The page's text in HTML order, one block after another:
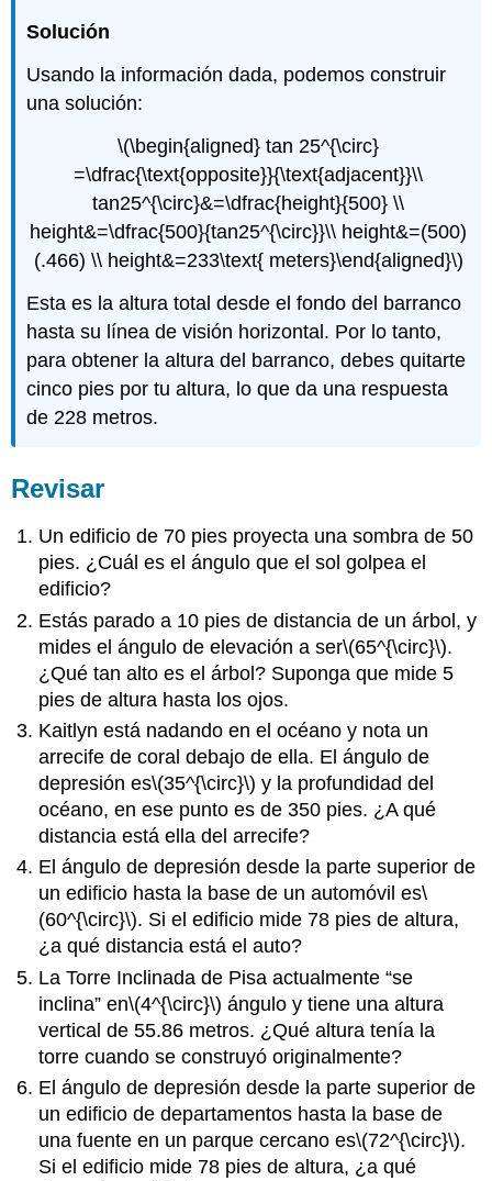
Solución
Usando la información dada, podemos construir
una solución:
\(\begin{aligned} tan 25^{\circ}
=\dfrac{\text{opposite}}{\text{adjacent}}\\
tan25^{\circ}&=\dfrac{height}{500} \\
height&=\dfrac{500}{tan25^{\circ}}\\ height&=(500)
(.466) \\ height&=233\text{ meters}\end{aligned}\)
Esta es la altura total desde el fondo del barranco
hasta su línea de visión horizontal. Por lo tanto,
para obtener la altura del barranco, debes quitarte
cinco pies por tu altura, lo que da una respuesta
de 228 metros.
Revisar
Un edificio de 70 pies proyecta una sombra de 50
pies. ¿Cuál es el ángulo que el sol golpea el
edificio?
Estás parado a 10 pies de distancia de un árbol, y
mides el ángulo de elevación a ser\(65^{\circ}\).
¿Qué tan alto es el árbol? Suponga que mide 5
pies de altura hasta los ojos.
Kaitlyn está nadando en el océano y nota un
arrecife de coral debajo de ella. El ángulo de
depresión es\(35^{\circ}\) y la profundidad del
océano, en ese punto es de 350 pies. ¿A qué
distancia está ella del arrecife?
El ángulo de depresión desde la parte superior de
un edificio hasta la base de un automóvil es\
(60^{\circ}\). Si el edificio mide 78 pies de altura,
¿a qué distancia está el auto?
La Torre Inclinada de Pisa actualmente “se
inclina” en\(4^{\circ}\) ángulo y tiene una altura
vertical de 55.86 metros. ¿Qué altura tenía la
torre cuando se construyó originalmente?
El ángulo de depresión desde la parte superior de
un edificio de departamentos hasta la base de
una fuente en un parque cercano es\(72^{\circ}\).
Si el edificio mide 78 pies de altura, ¿a qué